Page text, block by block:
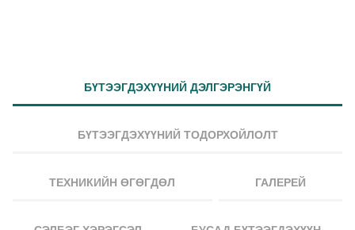
БҮТЭЭГДЭХҮҮНИЙ ДЭЛГЭРЭНГҮЙ
БҮТЭЭГДЭХҮҮНИЙ ТОДОРХОЙЛОЛТ
ТЕХНИКИЙН ӨГӨГДӨЛ ГАЛЕРЕЙ